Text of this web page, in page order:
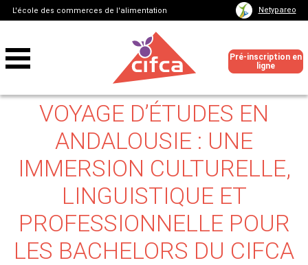
L'école des commerces de l'alimentation Netypareo
Pré-inscription en
ligne
VOYAGE D’ÉTUDES EN
ANDALOUSIE : UNE
IMMERSION CULTURELLE,
LINGUISTIQUE ET
PROFESSIONNELLE POUR
LES BACHELORS DU CIFCA